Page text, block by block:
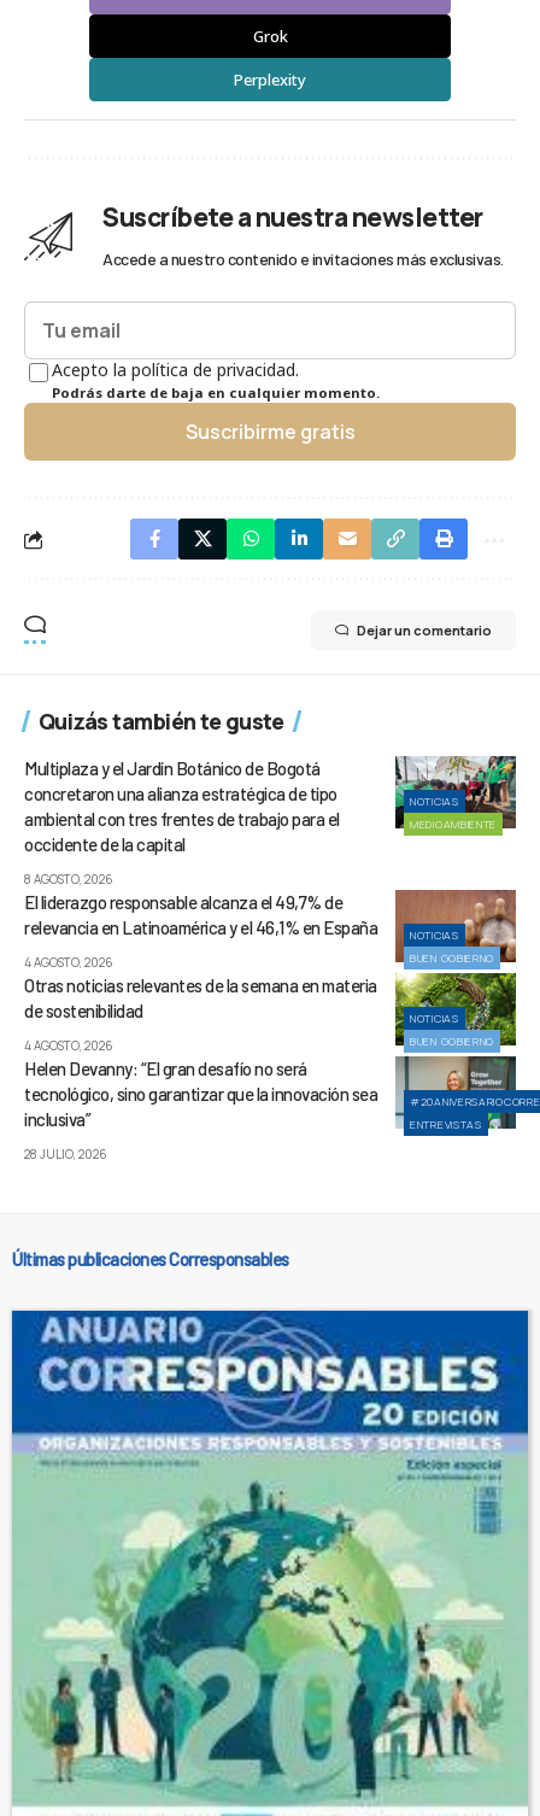
Grok
Perplexity
Suscríbete a nuestra newsletter
Accede a nuestro contenido e invitaciones más exclusivas.
Acepto la política de privacidad.
Podrás darte de baja en cualquier momento.
Suscribirme gratis
Dejar un comentario
Quizás también te guste
NOTICIAS
MEDIOAMBIENTE
Multiplaza y el Jardín Botánico de Bogotá
concretaron una alianza estratégica de tipo
ambiental con tres frentes de trabajo para el
occidente de la capital
8 AGOSTO, 2026
NOTICIAS
BUEN GOBIERNO
El liderazgo responsable alcanza el 49,7% de
relevancia en Latinoamérica y el 46,1% en España
4 AGOSTO, 2026
NOTICIAS
BUEN GOBIERNO
Otras noticias relevantes de la semana en materia
de sostenibilidad
4 AGOSTO, 2026
ENTREVISTAS
Helen Devanny: “El gran desafío no será
tecnológico, sino garantizar que la innovación sea
inclusiva”
28 JULIO, 2026
Últimas publicaciones Corresponsables